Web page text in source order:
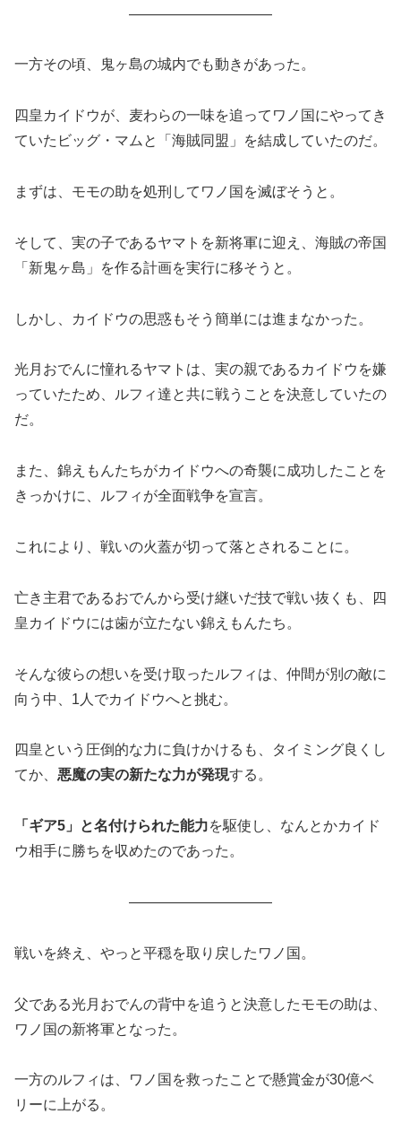
――――――――――
一方その頃、鬼ヶ島の城内でも動きがあった。
四皇カイドウが、 麦わらの一味を追ってワノ国にやってき
ていたビッグ・マムと「海賊同盟」を結成していたのだ。
まずは、モモの助を処刑してワノ国を滅ぼそうと。
そして、実の子であるヤマトを新将軍に迎え、海賊の帝国
「新鬼ヶ島」を作る計画を実行に移そうと。
しかし、カイドウの思惑もそう簡単には進まなかった。
光月おでんに憧れるヤマトは、実の親であるカイドウを嫌
っていたため、ルフィ達と共に戦うことを決意していたの
だ。
また、錦えもんたちがカイドウへの奇襲に成功したことを
きっかけに、ルフィが全面戦争を宣言。
これにより、戦いの火蓋が切って落とされることに。
亡き主君であるおでんから受け継いだ技で戦い抜くも、四
皇カイドウには歯が立たない錦えもんたち。
そんな彼らの想いを受け取ったルフィは、仲間が別の敵に
向う中、1人でカイドウへと挑む。
四皇という圧倒的な力に負けかけるも、タイミング良くし
てか、 悪魔の実の新たな力が発現する。
「ギア5」と名付けられた能力を駆使し、なんとかカイド
ウ相手に勝ちを収めたのであった。
――――――――――
戦いを終え、やっと平穏を取り戻したワノ国。
父である光月おでんの背中を追うと決意したモモの助は、
ワノ国の新将軍となった。
一方のルフィは、ワノ国を救ったことで懸賞金が30億ベ
リーに上がる。